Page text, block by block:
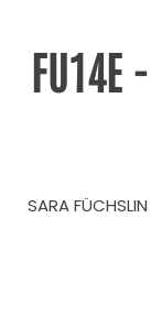
FU14E
SARA FÜCHSLIN